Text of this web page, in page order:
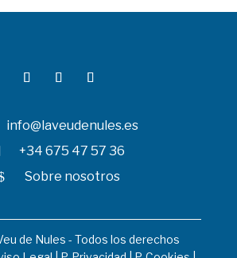
info@laveudenules.es
+34 675 47 57 36
Sobre nosotros
de Nules - Todos los derechos